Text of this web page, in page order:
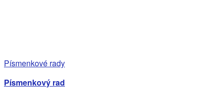
Písmenkové rady
Písmenkový rad